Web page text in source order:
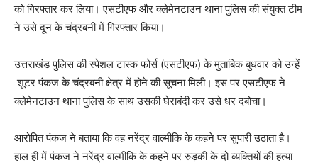
को गिरफ्तार कर लिया। एसटीएफ और क्लेमेनटाउन थाना पुलिस की संयुक्त टीम
ने उसे दून के चंद्रबनी में गिरफ्तार किया।
उत्तराखंड पुलिस की स्पेशल टास्क फोर्स (एसटीएफ) के मुताबिक बुधवार को उन्हें
शूटर पंकज के चंद्रबनी क्षेत्र में होने की सूचना मिली। इस पर एसटीएफ ने
क्लेमेनटाउन थाना पुलिस के साथ उसकी घेराबंदी कर उसे धर दबोचा।
आरोपित पंकज ने बताया कि वह नरेंद्र वाल्मीकि के कहने पर सुपारी उठाता है।
हाल ही में पंकज ने नरेंद्र वाल्मीकि के कहने पर रुड़की के दो व्यक्तियों की हत्या